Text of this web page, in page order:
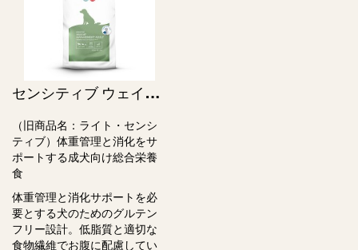
セ
ンシティブ ウェイトマネジメント アダルト / Sensitive Weight Management Adult（旧ライト・センシティブ）
（旧商品名：ライト・センシ
ティブ）体重管理と消化をサ
ポートする成犬向け総合栄養
⾷
体重管理と消化サポートを必
要とする犬のためのグルテン
フリー設計。低脂質と適切な
⾷物繊維でお腹に配慮してい